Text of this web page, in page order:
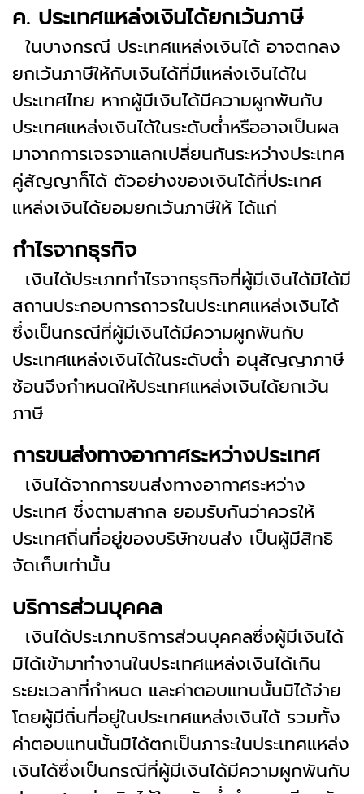
ค. ประเทศแหล่งเงินได้ยกเว้นภาษี
ในบางกรณี ประเทศแหล่งเงินได้ อาจตกลง
ยกเว้นภาษีให้กับเงินได้ที่มีแหล่งเงินได้ใน
ประเทศไทย หากผู้มีเงินได้มีความผูกพันกับ
ประเทศแหล่งเงินได้ในระดับต่ำหรืออาจเป็นผล
มาจากการเจรจาแลกเปลี่ยนกันระหว่างประเทศ
คู่สัญญาก็ได้ ตัวอย่างของเงินได้ที่ประเทศ
แหล่งเงินได้ยอมยกเว้นภาษีให้ ได้แก่
กำไรจากธุรกิจ
เงินได้ประเภทกำไรจากธุรกิจที่ผู้มีเงินได้มิได้มี
สถานประกอบการถาวรในประเทศแหล่งเงินได้
ซึ่งเป็นกรณีที่ผู้มีเงินได้มีความผูกพันกับ
ประเทศแหล่งเงินได้ในระดับต่ำ อนุสัญญาภาษี
ซ้อนจึงกำหนดให้ประเทศแหล่งเงินได้ยกเว้น
ภาษี
การขนส่งทางอากาศระหว่างประเทศ
เงินได้จากการขนส่งทางอากาศระหว่าง
ประเทศ ซึ่งตามสากล ยอมรับกันว่าควรให้
ประเทศถิ่นที่อยู่ของบริษัทขนส่ง เป็นผู้มีสิทธิ
จัดเก็บเท่านั้น
บริการส่วนบุคคล
เงินได้ประเภทบริการส่วนบุคคลซึ่งผู้มีเงินได้
มิได้เข้ามาทำงานในประเทศแหล่งเงินได้เกิน
ระยะเวลาที่กำหนด และค่าตอบแทนนั้นมิได้จ่าย
โดยผู้มีถิ่นที่อยู่ในประเทศแหล่งเงินได้ รวมทั้ง
ค่าตอบแทนนั้นมิได้ตกเป็นภาระในประเทศแหล่ง
เงินได้ซึ่งเป็นกรณีที่ผู้มีเงินได้มีความผูกพันกับ